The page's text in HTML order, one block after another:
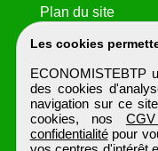
Les cookies
ECONOMISTEBTP
des cookies
navigation sur ce
cookies, nos
confidentialitépour
Plan du site